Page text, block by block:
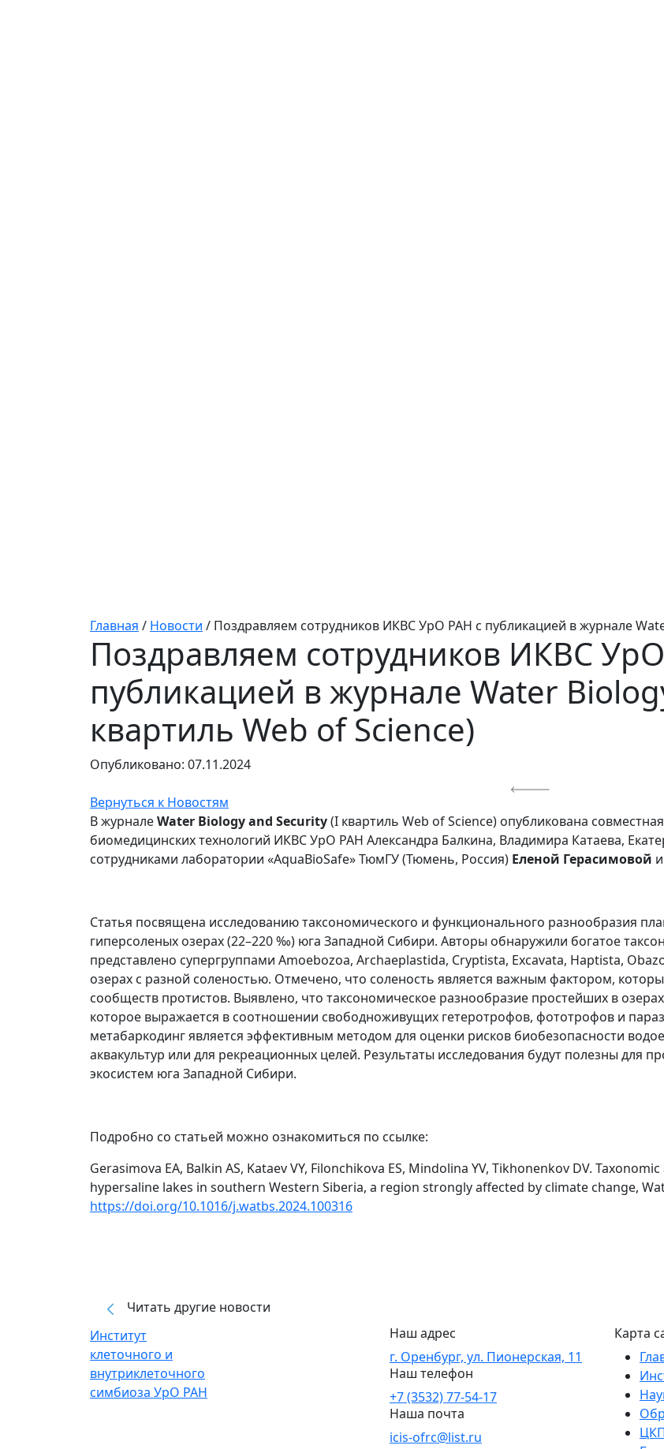
Главная / Новости / Поздравляем сотрудников ИКВС УрО РАН с публикацией в журнале
Поздравляем сотрудников ИКВС
публикацией в журнале Water
квартиль Web of Science)
Опубликовано: 07.11.2024
Вернуться к Новостям
В журналеWater Biology and Security(I квартиль Web of Science) опубликована
биомедицинских технологий ИКВС УрО РАН Александра Балкина, Владимира Катаева,
сотрудниками лаборатории «AquaBioSafe» ТюмГУ (Тюмень, Россия) Еленой Герасимовой и
Статья посвящена исследованию таксономического и функционального разнообразия
гиперсоленых озерах (22–220 ‰) юга Западной Сибири. Авторы обнаружили богатое
представлено супергруппами Amoebozoa, Archaeplastida, Cryptista, Excavata, Haptista,
озерах с разной соленостью. Отмечено, что соленость является важным фактором,
сообществ протистов. Выявлено, что таксономическое разнообразие простейших в
которое выражается в соотношении свободноживущих гетеротрофов, фототрофов и
метабаркодинг является эффективным методом для оценки рисков биобезопасности
аквакультур или для рекреационных целей. Результаты исследования будут полезны для
экосистем юга Западной Сибири.
Подробно со статьей можно ознакомиться по ссылке:
Gerasimova EA, Balkin AS, Kataev VY, Filonchikova ES, Mindolina YV, Tikhonenkov DV.
hypersaline lakes in southern Western Siberia, a region strongly affected by climate change,
https://doi.org/10.1016/j.watbs.2024.100316
Читать другие новости
Институт
клеточного и
внутриклеточного
симбиоза УрО РАН
Наш адрес
г. Оренбург, ул. Пионерская, 11
Наш телефон
+7 (3532) 77-54-17
Наша почта
icis-ofrc@list.ru
Карта